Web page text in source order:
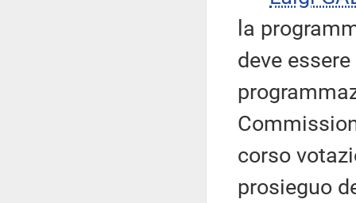
la
deve
corso
prosieguo